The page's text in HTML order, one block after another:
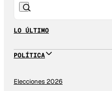
LO ÚLTIMO
POLÍTICA
Elecciones 2026